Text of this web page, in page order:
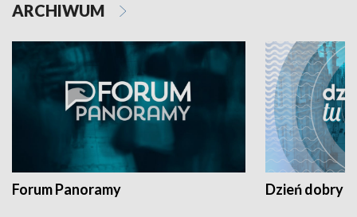
ARCHIWUM
Forum Panoramy Dzień dobry